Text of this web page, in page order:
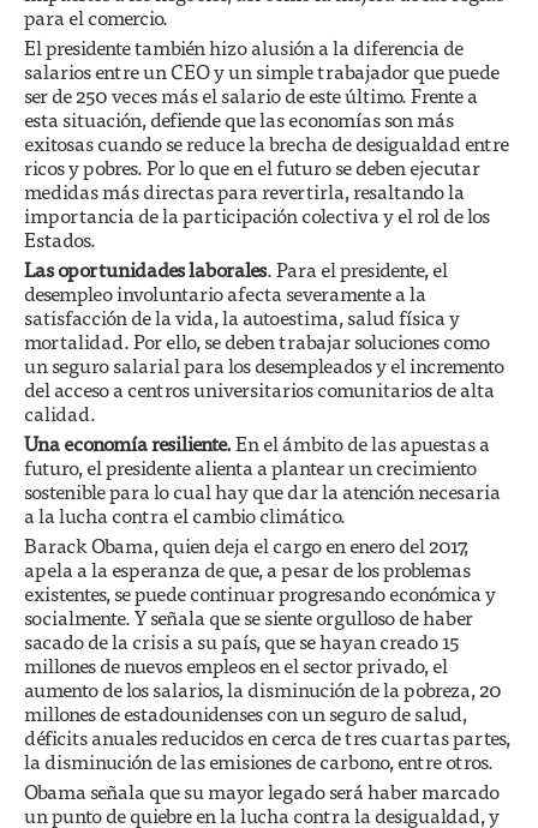
para el comercio.
El presidente también hizo alusión a la diferencia de
salarios entre un CEO y un simple trabajador que puede
ser de 250 veces más el salario de este último. Frente a
esta situación, defiende que las economías son más
exitosas cuando se reduce la brecha de desigualdad entre
ricos y pobres. Por lo que en el futuro se deben ejecutar
medidas más directas para revertirla, resaltando la
importancia de la participación colectiva y el rol de los
Estados.
Las oportunidades laborales. Para el presidente, el
desempleo involuntario afecta severamente a la
satisfacción de la vida, la autoestima, salud física y
mortalidad. Por ello, se deben trabajar soluciones como
un seguro salarial para los desempleados y el incremento
del acceso a centros universitarios comunitarios de alta
calidad.
Una economía resiliente.En el ámbito de las apuestas a
futuro, el presidente alienta a plantear un crecimiento
sostenible para lo cual hay que dar la atención necesaria
a la lucha contra el cambio climático.
Barack Obama, quien deja el cargo en enero del 2017,
apela a la esperanza de que, a pesar de los problemas
existentes, se puede continuar progresando económica y
socialmente. Y señala que se siente orgulloso de haber
sacado de la crisis a su país, que se hayan creado 15
millones de nuevos empleos en el sector privado, el
aumento de los salarios, la disminución de la pobreza, 20
millones de estadounidenses con un seguro de salud,
déficits anuales reducidos en cerca de tres cuartas partes,
la disminución de las emisiones de carbono, entre otros.
Obama señala que su mayor legado será haber marcado
un punto de quiebre en la lucha contra la desigualdad, y